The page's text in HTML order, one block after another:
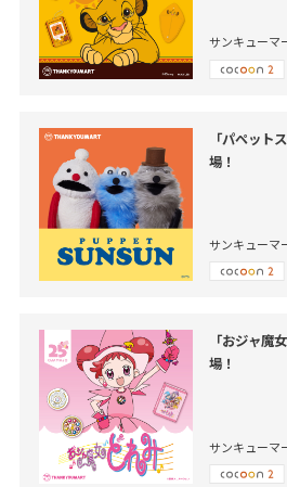
サンキューマ
「パペット
場！
サンキューマ
「おジャ魔
場！
サンキューマ